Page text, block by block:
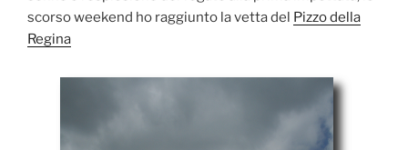
scorso weekend ho raggiunto la vetta del Pizzo della
Regina